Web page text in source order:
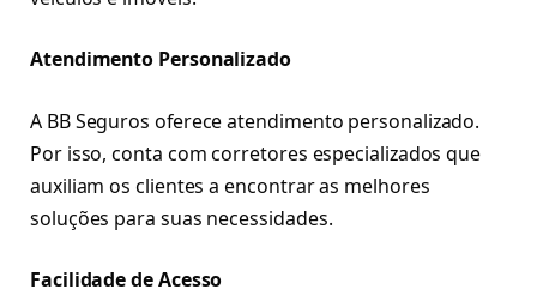
Atendimento Personalizado
A BB Seguros oferece atendimento personalizado.
Por isso, conta com corretores especializados que
auxiliam os clientes a encontrar as melhores
soluções para suas necessidades.
Facilidade de Acesso